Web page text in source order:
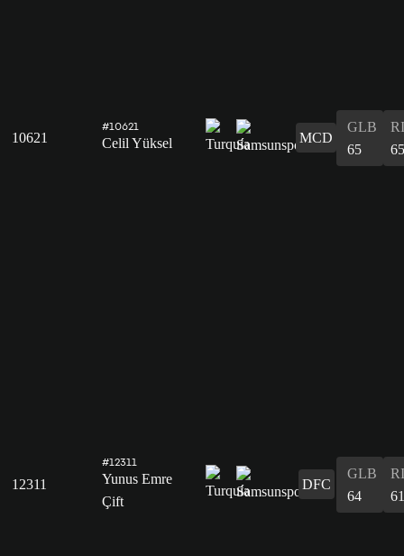
10621
#10621
Celil Yüksel MCD
GLB
65
65
12311
#12311
Yunus Emre
Çift
DFC
GLB
64
61